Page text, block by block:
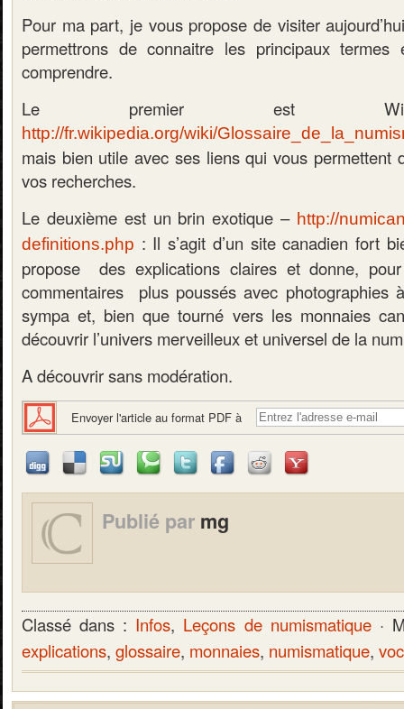
Pour ma part, je vous propose de visiter
permettrons de connaitre les principaux
comprendre.
Le premier est
http://fr.wikipedia.org/wiki/
mais bien utile avec ses liens qui vous permettent
vos recherches.
Le deuxième est un brin exotique – http://
definitions.php : Il s’agit d’un site canadien fort
propose des explications claires et donne,
commentaires plus poussés avec photographies
sympa et, bien que tourné vers les monnaies
découvrir l’univers merveilleux et universel de la
A découvrir sans modération.
Envoyer l'article au format PDF à
Publié par mg
Classé dans : Infos, Leçons de numismatique·
explications, glossaire, monnaies, numismatique,